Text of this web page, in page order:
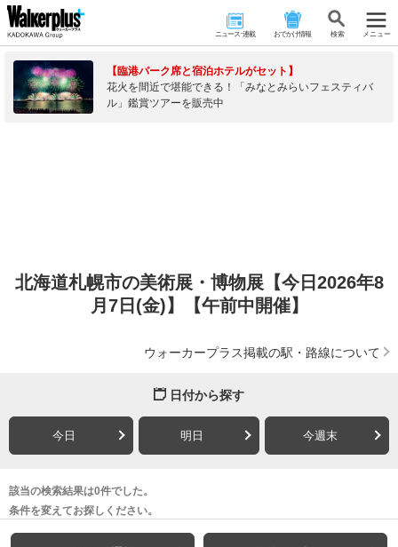
ニュース･連載 おでかけ情報 検 索 メニュー
【臨港パーク席と宿泊ホテルがセット】
花火を間近で堪能できる！「みなとみらいフェスティバ
ル」鑑賞ツアーを販売中
北海道札幌市の美術展・博物展【今日2026年8
月7日(金)】【午前中開催】
ウォーカープラス掲載の駅・路線について
日付から探す
今日 明日 今週末
該当の検索結果は0件でした。
条件を変えてお探しください。